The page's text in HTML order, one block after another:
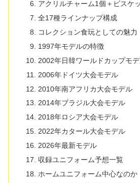
アクリルチャーム1個＋ビスケ
全17種ラインナップ構成
コレクション食玩としての魅力
1997年モデルの特徴
2002年日韓ワールドカップモ
2006年ドイツ大会モデル
2010年南アフリカ大会モデル
2014年ブラジル大会モデル
2018年ロシア大会モデル
2022年カタール大会モデル
2026年最新モデル
収録ユニフォーム予想一覧
ホームユニフォーム中心なのか